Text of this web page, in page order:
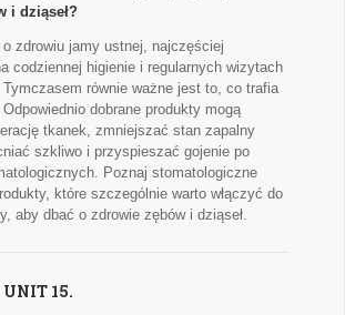
i dziąseł?
zdrowiu jamy ustnej, najczęściej
codziennej higienie i regularnych wizytach
równie ważne jest to, co trafia
dobrane produkty mogą
tkanek, zmniejszać stan zapalny
szkliwo i przyspieszać gojenie po
Poznaj stomatologiczne
które szczególnie warto włączyć do
aby dbać o zdrowie zębów i dziąseł.
15.